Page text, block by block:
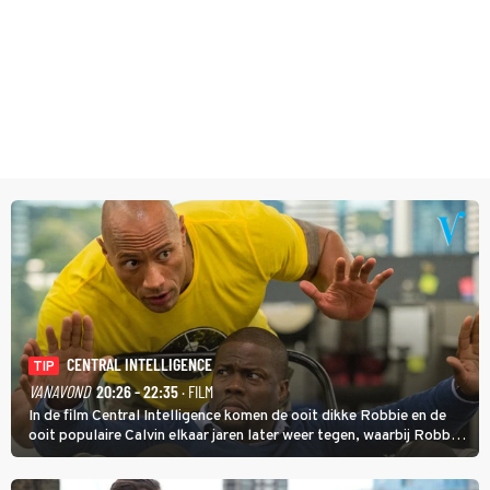
TIP
CENTRAL INTELLIGENCE
VANAVOND 20:26 - 22:35· FILM
In de film Central Intelligence komen de ooit dikke Robbie en de
ooit populaire Calvin elkaar jaren later weer tegen, waarbij Robbie,
inmiddels supergespierd en werkzaam voor de CIA, Calvins hulp
goed kan gebruiken.